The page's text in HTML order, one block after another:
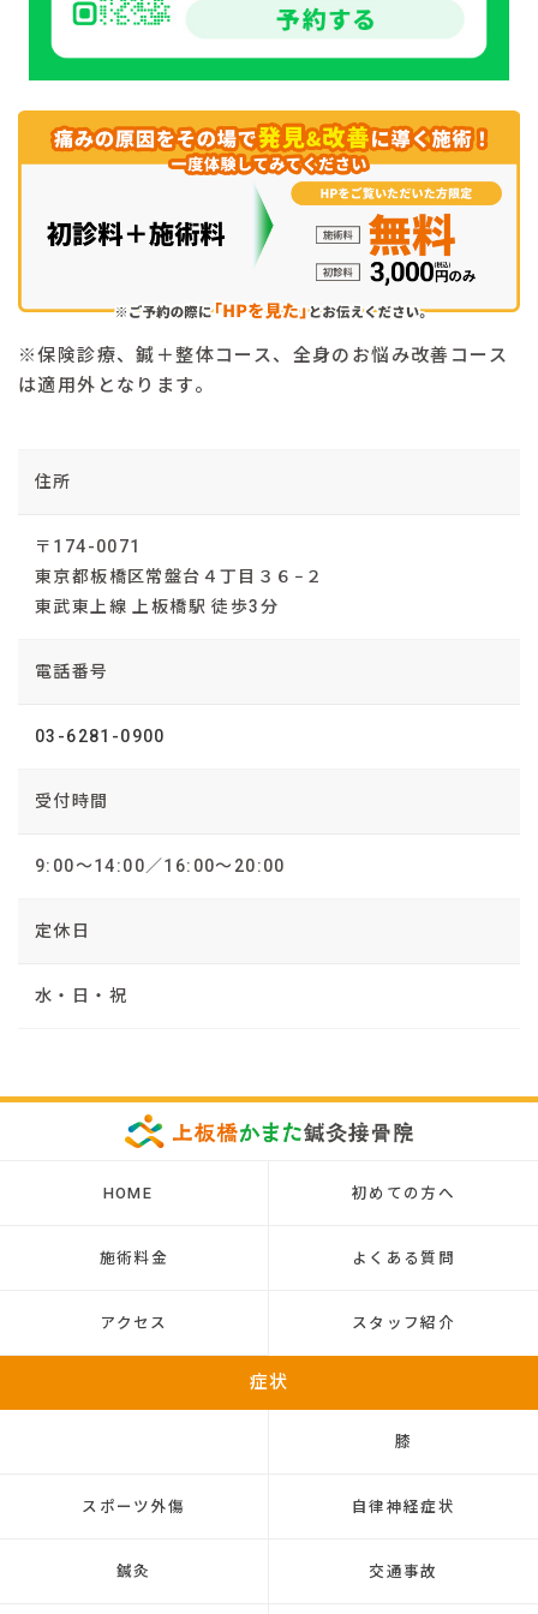
※保険診療、鍼＋整体コース、全身のお悩み改善コース
は適用外となります。
住所
〒174-0071
東京都板橋区常盤台４丁目３６−２
東武東上線 上板橋駅 徒歩3分
電話番号
03-6281-0900
受付時間
9:00～14:00／16:00～20:00
定休日
水・日・祝
HOME 初めての方へ
施術料金 よくある質問
アクセス スタッフ紹介
症状
膝
スポーツ外傷 自律神経症状
鍼灸 交通事故